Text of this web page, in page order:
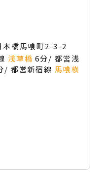
本橋馬喰町2-3-2
浅草橋 6分/ 都営浅
/ 都営新宿線 馬喰横